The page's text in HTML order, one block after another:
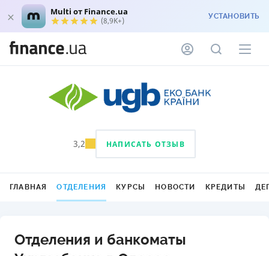
Multi от Finance.ua
(8,9K+) УСТАНОВИТЬ
3,2 НАПИСАТЬ ОТЗЫВ
ГЛАВНАЯ ОТДЕЛЕНИЯ КУРСЫ НОВОСТИ КРЕДИТЫ
Отделения и банкоматы